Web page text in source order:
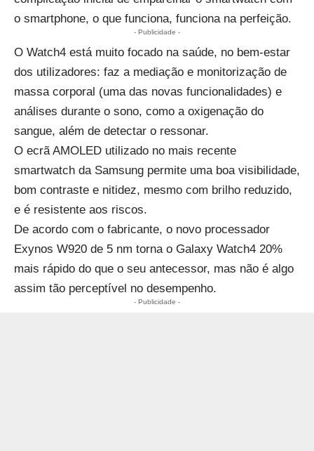
o smartphone, o que funciona, funciona na perfeição.
- Publicidade -
O Watch4 está muito focado na saúde, no bem-estar
dos utilizadores: faz a mediação e monitorização de
massa corporal (uma das novas funcionalidades) e
análises durante o sono, como a oxigenação do
sangue, além de detectar o ressonar.
O ecrã AMOLED utilizado no mais recente
smartwatch da Samsung permite uma boa visibilidade,
bom contraste e nitidez, mesmo com brilho reduzido,
e é resistente aos riscos.
De acordo com o fabricante, o novo processador
Exynos W920 de 5 nm torna o Galaxy Watch4 20%
mais rápido do que o seu antecessor, mas não é algo
assim tão perceptível no desempenho.
- Publicidade -